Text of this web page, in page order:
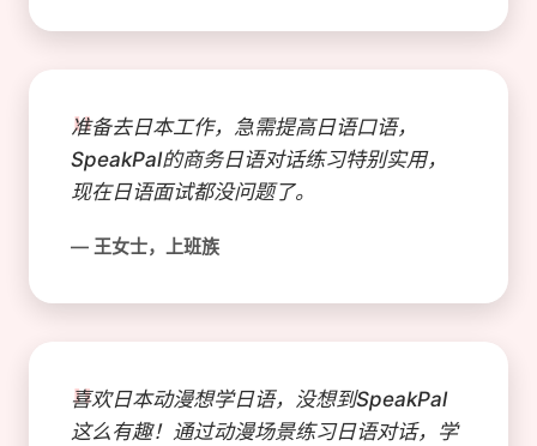
"
准备去日本工作，急需提高日语口语，
SpeakPal的商务日语对话练习特别实用，
现在日语面试都没问题了。
— 王女士，上班族
"
喜欢日本动漫想学日语，没想到SpeakPal
这么有趣！通过动漫场景练习日语对话，学